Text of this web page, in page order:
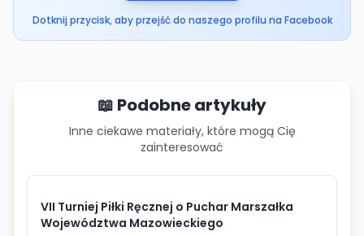
Dotknij przycisk, aby przejść do naszego profilu na Facebook
📖 Podobne artykuły
Inne ciekawe materiały, które mogą Cię
zainteresować
VII Turniej Piłki Ręcznej o Puchar Marszałka
Województwa Mazowieckiego